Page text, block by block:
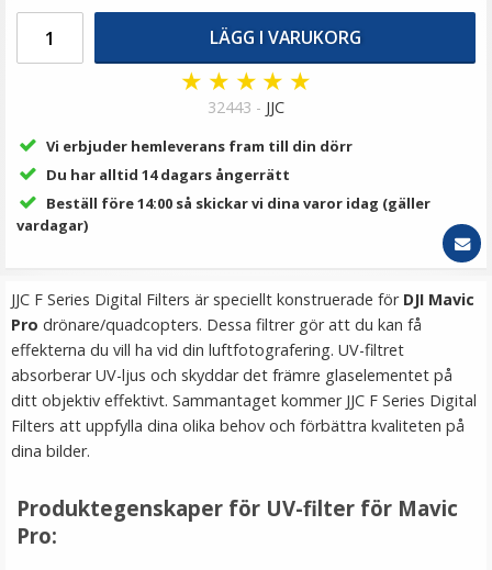
29 kr
119 kr
LÄGG I VARUKORG
4x Skruvadapter A21 1/4-tums hona till M8-hane för
kameratillbehör
★★★★ ★
LÄGG I VARUKORG
★ ★ ★ ★ ★
32443 - JJC
Vi erbjuder hemleverans fram till din dörr
Du har alltid 14 dagars ångerrätt
Beställ före 14:00 så skickar vi dina varor idag (gäller
vardagar)
JJC F Series Digital Filters är speciellt konstruerade för DJI Mavic
Pro drönare/quadcopters. Dessa filtrer gör att du kan få
effekterna du vill ha vid din luftfotografering. UV-filtret
absorberar UV-ljus och skyddar det främre glaselementet på
ditt objektiv effektivt. Sammantaget kommer JJC F Series Digital
Filters att uppfylla dina olika behov och förbättra kvaliteten på
dina bilder.
Produktegenskaper för UV-filter för Mavic
Pro: